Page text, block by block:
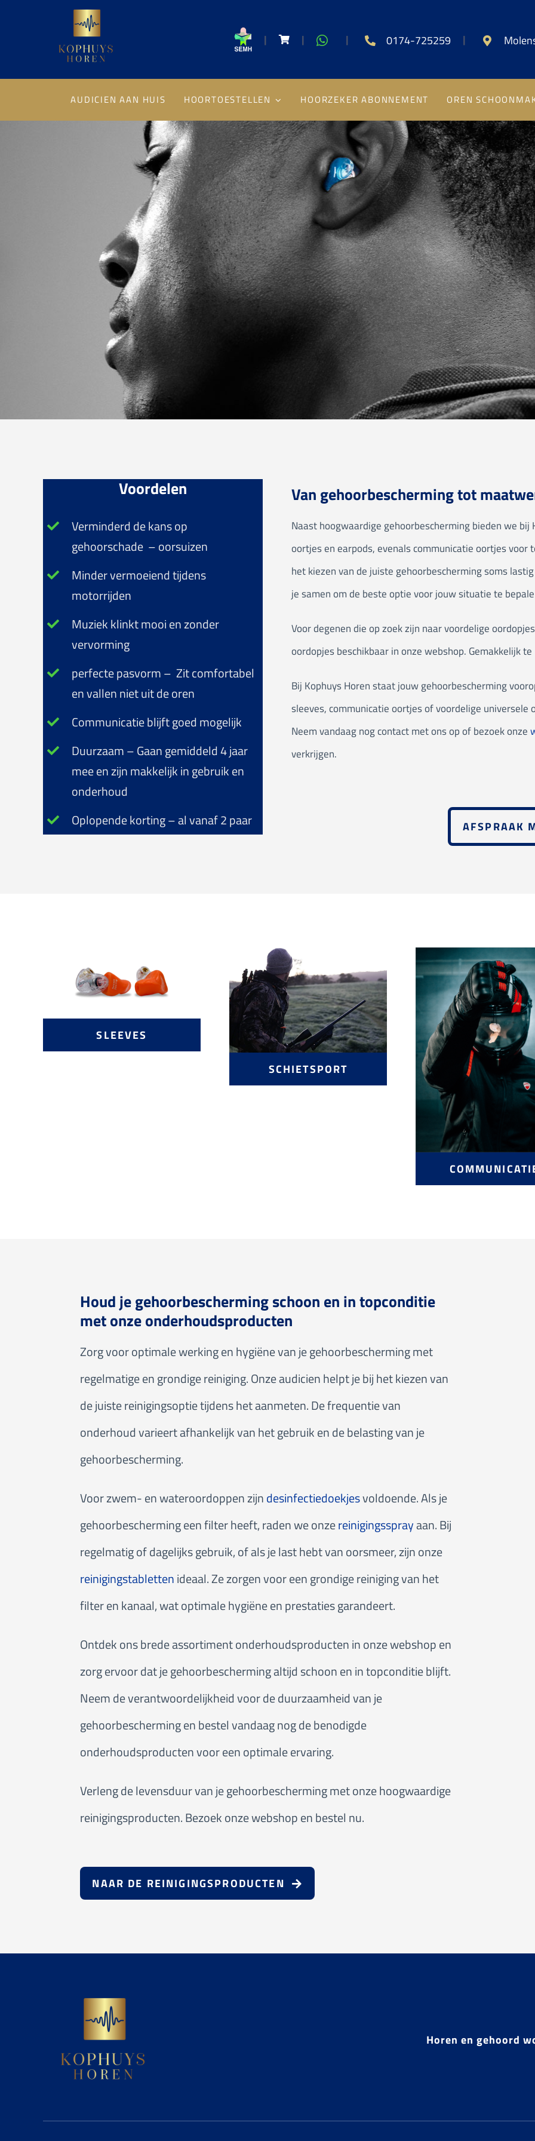
| | | 0174-725259 |
AUDICIEN AAN HUIS HOORTOESTELLEN HOORZEKER ABONNEMENT OREN
Voordelen
Verminderd de kans op
gehoorschade – oorsuizen
Minder vermoeiend tijdens
motorrijden
Muziek klinkt mooi en zonder
vervorming
perfecte pasvorm – Zit comfortabel
en vallen niet uit de oren
Communicatie blijft goed mogelijk
Duurzaam – Gaan gemiddeld 4 jaar
mee en zijn makkelijk in gebruik en
onderhoud
Oplopende korting – al vanaf 2 paar
Van gehoorbescherming tot
Naast hoogwaardige gehoorbescherming bieden we
oortjes en earpods, evenals communicatie oortjes
het kiezen van de juiste gehoorbescherming soms
je samen om de beste optie voor jouw situatie te
Voor degenen die op zoek zijn naar voordelige
oordopjes beschikbaar in onze webshop. Gemakkelijk
Bij Kophuys Horen staat jouw gehoorbescherming
sleeves, communicatie oortjes of voordelige
Neem vandaag nog contact met ons op of bezoek onze
verkrijgen.
AFSPRAAK
SLEEVES
SCHIETSPORT
Houd je gehoorbescherming schoon en in topconditie
met onze onderhoudsproducten
Zorg voor optimale werking en hygiëne van je gehoorbescherming met
regelmatige en grondige reiniging. Onze audicien helpt je bij het kiezen van
de juiste reinigingsoptie tijdens het aanmeten. De frequentie van
onderhoud varieert afhankelijk van het gebruik en de belasting van je
gehoorbescherming.
Voor zwem- en wateroordoppen zijndesinfectiedoekjesvoldoende. Als je
gehoorbescherming een filter heeft, raden we onzereinigingssprayaan. Bij
regelmatig of dagelijks gebruik, of als je last hebt van oorsmeer, zijn onze
reinigingstablettenideaal. Ze zorgen voor een grondige reiniging van het
filter en kanaal, wat optimale hygiëne en prestaties garandeert.
Ontdek ons brede assortiment onderhoudsproducten in onze webshop en
zorg ervoor dat je gehoorbescherming altijd schoon en in topconditie blijft.
Neem de verantwoordelijkheid voor de duurzaamheid van je
gehoorbescherming en bestel vandaag nog de benodigde
onderhoudsproducten voor een optimale ervaring.
Verleng de levensduur van je gehoorbescherming met onze hoogwaardige
reinigingsproducten. Bezoek onze webshop en bestel nu.
NAAR DE REINIGINGSPRODUCTEN
Horen en gehoord